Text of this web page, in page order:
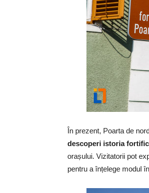
În prezent, Poarta de
descoperi istoria
orașului. Vizitatorii pot
pentru a înțelege modul